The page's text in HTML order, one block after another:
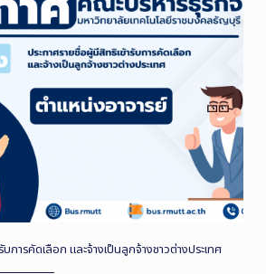
การคัดเลือก และจ้างเป็นลูกจ้างชาวต่างประเทศ